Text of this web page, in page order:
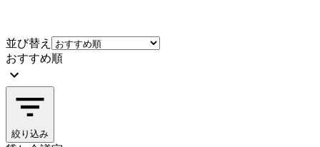
並び替え
おすすめ順
絞り込み